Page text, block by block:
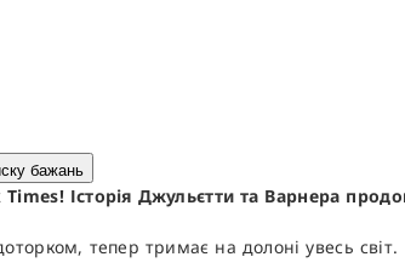
бажань
Історія Джульєтти та Варнера
тепер тримає на долоні увесь світ.